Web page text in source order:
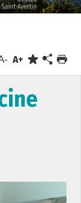
A+